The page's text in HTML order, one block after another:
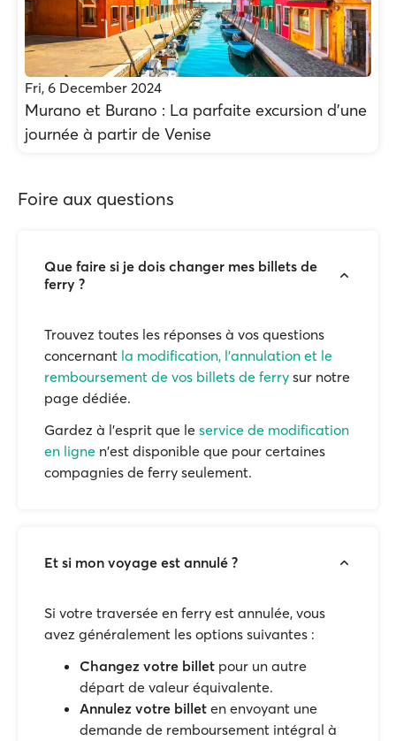
Fri, 6 December 2024
Murano et Burano : La parfaite excursion d'une
journée à partir de Venise
Foire aux questions
Que faire si je dois changer mes billets de
ferry ?
Trouvez toutes les réponses à vos questions
concernant la modification, l'annulation et le
remboursement de vos billets de ferry sur notre
page dédiée.
Gardez à l'esprit que le service de modification
en ligne n'est disponible que pour certaines
compagnies de ferry seulement.
Et si mon voyage est annulé ?
Si votre traversée en ferry est annulée, vous
avez généralement les options suivantes :
Changez votre billet pour un autre
départ de valeur équivalente.
Annulez votre billet en envoyant une
demande de remboursement intégral à